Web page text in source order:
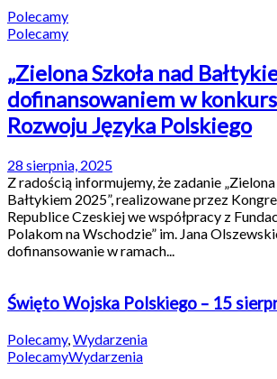
Polecamy
Polecamy
„Zielona Szkoła nad
dofinansowaniem w
Rozwoju Języka Polskiego
28 sierpnia, 2025
Z radością informujemy, że zadanie „Zielona
Bałtykiem 2025”, realizowane przez
Republice Czeskiej we współpracy z
Polakom na Wschodzie” im. Jana
dofinansowanie w ramach...
Święto Wojska Polskiego – 15
Polecamy, Wydarzenia
PolecamyWydarzenia